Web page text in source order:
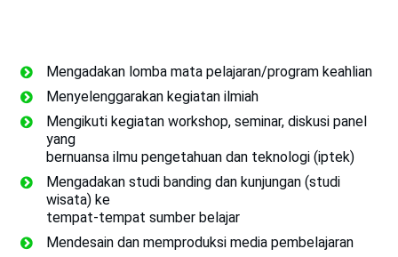
Mengadakan lomba mata pelajaran/program keahlian
Menyelenggarakan kegiatan ilmiah
Mengikuti kegiatan workshop, seminar, diskusi panel
yang
bernuansa ilmu pengetahuan dan teknologi (iptek)
Mengadakan studi banding dan kunjungan (studi
wisata) ke
tempat-tempat sumber belajar
Mendesain dan memproduksi media pembelajaran